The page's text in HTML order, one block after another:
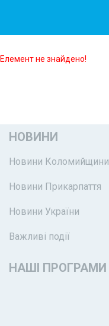
Елемент не знайдено!
НОВИНИ
Новини Коломийщини
Новини Прикарпаття
Новини України
Важливі події
НАШІ ПРОГРАМИ